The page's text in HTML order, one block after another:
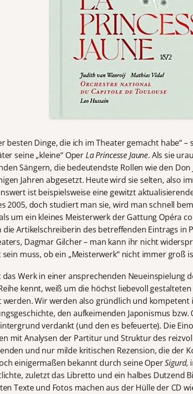
besten Dinge, die ich im Theater gemacht habe“
seine „kleine“ OperLa Princesse Jaune. Als sie
Sängern, die bedeutendste Rollen wie den
Jahren abgesetzt. Heute wird sie selten, also
ist beispielsweise eine gewitzt
2005, doch studiert man sie, wird man schnell
um ein kleines Meisterwerk der Gattung Opéra
die Artikelschreiberin des betreffenden Eintrags in
Dagmar Gilcher – man kann ihr nicht
muss, ob ein „Meisterwerk“ nicht immer groß
das Werk in einer ansprechenden Neueinspielung
kennt, weiß um die höchst liebevoll
werden. Wir werden also gründlich und
den aufkeimenden Japonismus
verdankt (und den es befeuerte). Die
mit Analysen der Partitur und Struktur des
und nur milde kritischen Rezension, die der
einigermaßen bekannt durch seine OperSigurd,
zuletzt das Libretto und ein halbes Dutzend
Texte und Fotos machen aus der Hülle der CD